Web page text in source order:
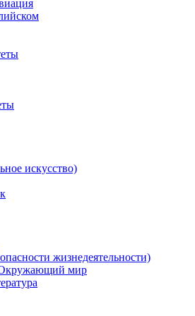
искусство)
жизнедеятельности)
мир